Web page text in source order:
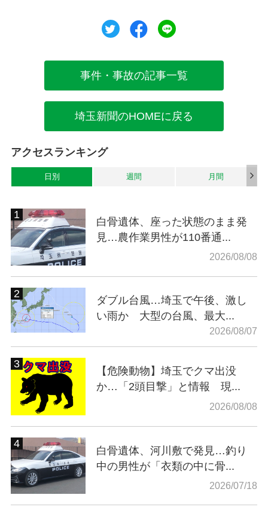
ツイートシェア
事件・事故の記事一覧
埼玉新聞のHOMEに戻る
アクセスランキング
日別 週間 月間
白骨遺体、座った状態のまま発
見…農作業男性が110番通...
2026/08/08
ダブル台風…埼玉で午後、激し
い雨か 大型の台風、最大...
2026/08/07
【危険動物】埼玉でクマ出没
か…「2頭目撃」と情報 現...
2026/08/08
白骨遺体、河川敷で発見…釣り
中の男性が「衣類の中に骨...
2026/07/18